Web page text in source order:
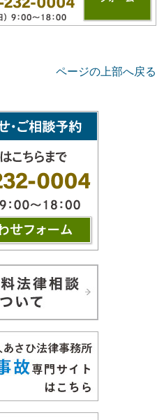
ページの上部へ戻る